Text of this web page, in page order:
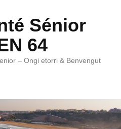
Sénior
64
– Ongi etorri & Benvengut